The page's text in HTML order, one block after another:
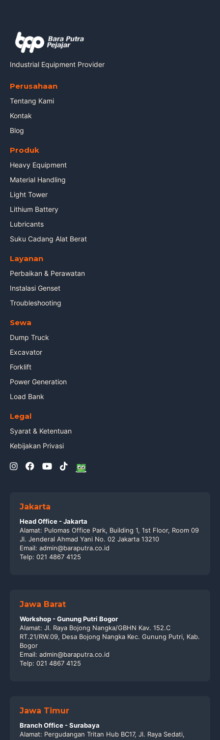
Industrial Equipment Provider
Perusahaan
Tentang Kami
Kontak
Blog
Produk
Heavy Equipment
Material Handling
Light Tower
Lithium Battery
Lubricants
Suku Cadang Alat Berat
Layanan
Perbaikan & Perawatan
Instalasi Genset
Troubleshooting
Sewa
Dump Truck
Excavator
Forklift
Power Generation
Load Bank
Legal
Syarat & Ketentuan
Kebijakan Privasi
Jakarta
Head Office - Jakarta
Alamat: Pulomas Office Park, Building 1, 1st Floor, Room 09
Jl. Jenderal Ahmad Yani No. 02 Jakarta 13210
Email: admin@baraputra.co.id
Telp: 021 4867 4125
Jawa Barat
Workshop - Gunung Putri Bogor
Alamat: Jl. Raya Bojong Nangka/GBHN Kav. 152.C
RT.21/RW.09, Desa Bojong Nangka Kec. Gunung Putri, Kab.
Bogor
Email: admin@baraputra.co.id
Telp: 021 4867 4125
Jawa Timur
Branch Office - Surabaya
Alamat: Pergudangan Tritan Hub BC17, Jl. Raya Sedati,